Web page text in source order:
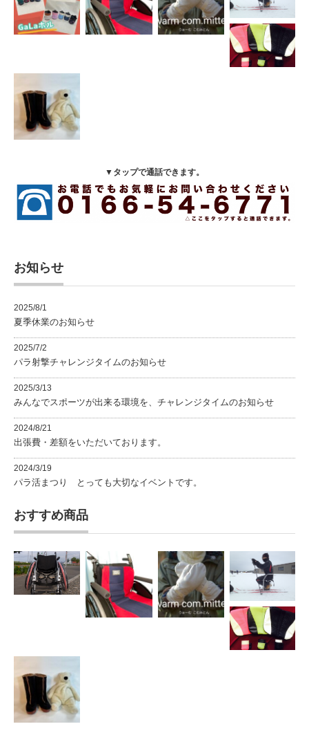
▼タップで通話できます。
お知らせ
2025/8/1
夏季休業のお知らせ
2025/7/2
パラ射撃チャレンジタイムのお知らせ
2025/3/13
みんなでスポーツが出来る環境を、チャレンジタイムのお知らせ
2024/8/21
出張費・差額をいただいております。
2024/3/19
パラ活まつり とっても大切なイベントです。
おすすめ商品